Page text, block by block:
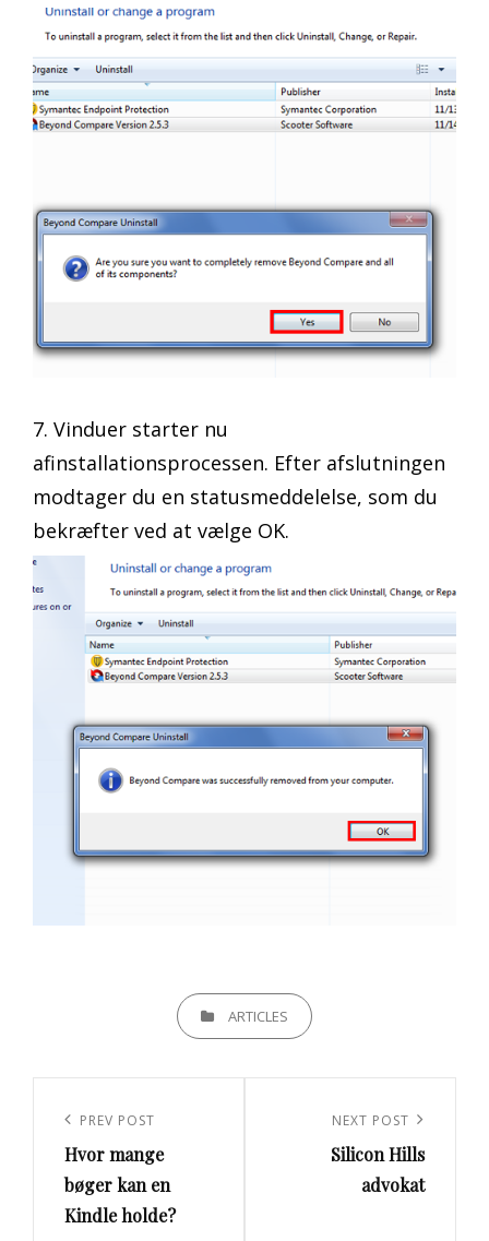
7. Vinduer starter nu
afinstallationsprocessen. Efter afslutningen
modtager du en statusmeddelelse, som du
bekræfter ved at vælge OK.
CATEGORIESARTICLES
Previous
Post
PREV POST
Hvor mange
bøger kan en
Kindle holde?
NEXT POST
Silicon Hills
advokat